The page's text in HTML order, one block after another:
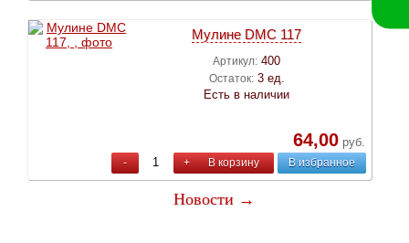
Мулине DMC 117
Артикул: 400
Остаток: 3 ед.
Есть в наличии
64,00руб.
- + В корзину В избранное
Новости →